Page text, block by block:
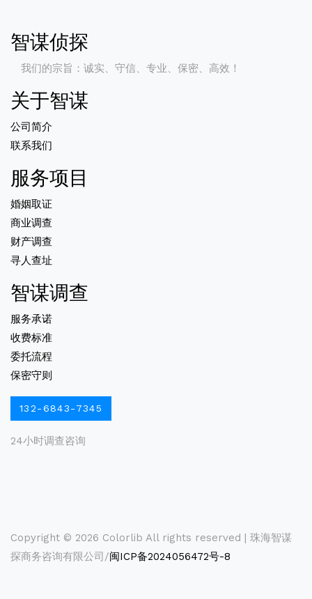
智谋侦探
我们的宗旨：诚实、守信、专业、保密、高效！
关于智谋
公司简介
联系我们
服务项目
婚姻取证
商业调查
财产调查
寻人查址
智谋调查
服务承诺
收费标准
委托流程
保密守则
132-6843-7345
24小时调查咨询
Copyright © 2026 Colorlib All rights reserved | 珠海智谋
探商务咨询有限公司/闽ICP备2024056472号-8